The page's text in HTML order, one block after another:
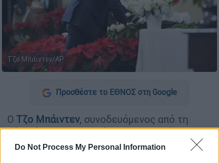
Do Not Process My Personal Information
Τζο Μπάιντεν/ΑP
Προσθέστε το ΕΘΝΟΣ στη Google
Ο Τζο Μπάιντεν, συνοδευόμενος από τη
σύζυγό του Τζιλ, μετέβη χθες Δευτέρα στον
τόπο τηςεπίθεσηςμε τη χρήση αυτοκινήτου